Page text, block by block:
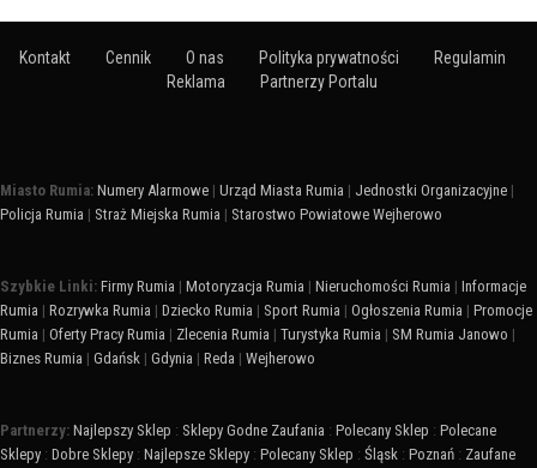
Kontakt Cennik O nas Polityka prywatności
Regulamin
Reklama
Partnerzy Portalu
Miasto Rumia: Numery Alarmowe | Urząd Miasta Rumia | Jednostki Organizacyjne |
Policja Rumia | Straż Miejska Rumia | Starostwo Powiatowe Wejherowo
Szybkie Linki: Firmy Rumia | Motoryzacja Rumia | Nieruchomości Rumia | Informacje
Rumia | Rozrywka Rumia | Dziecko Rumia | Sport Rumia | Ogłoszenia Rumia | Promocje
Rumia | Oferty Pracy Rumia | Zlecenia Rumia | Turystyka Rumia | SM Rumia Janowo |
Biznes Rumia | Gdańsk | Gdynia | Reda | Wejherowo
Partnerzy: Najlepszy Sklep : Sklepy Godne Zaufania : Polecany Sklep : Polecane
Sklepy : Dobre Sklepy : Najlepsze Sklepy : Polecany Sklep : Śląsk : Poznań : Zaufane